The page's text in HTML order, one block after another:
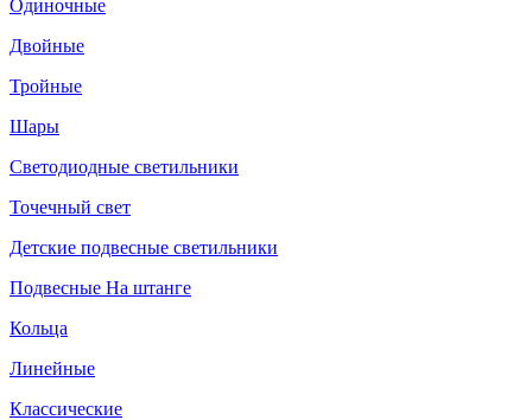
Одиночные
Двойные
Тройные
Шары
Светодиодные светильники
Точечный свет
Детские подвесные светильники
Подвесные На штанге
Кольца
Линейные
Классические